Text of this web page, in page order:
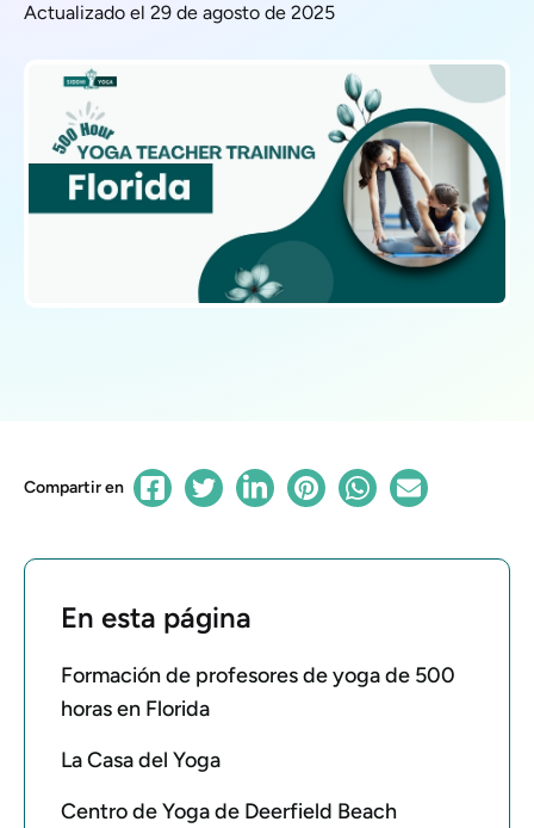
Actualizado el 29 de agosto de 2025
Compartir en
En esta página
Formación de profesores de yoga de 500
horas en Florida
La Casa del Yoga
Centro de Yoga de Deerfield Beach